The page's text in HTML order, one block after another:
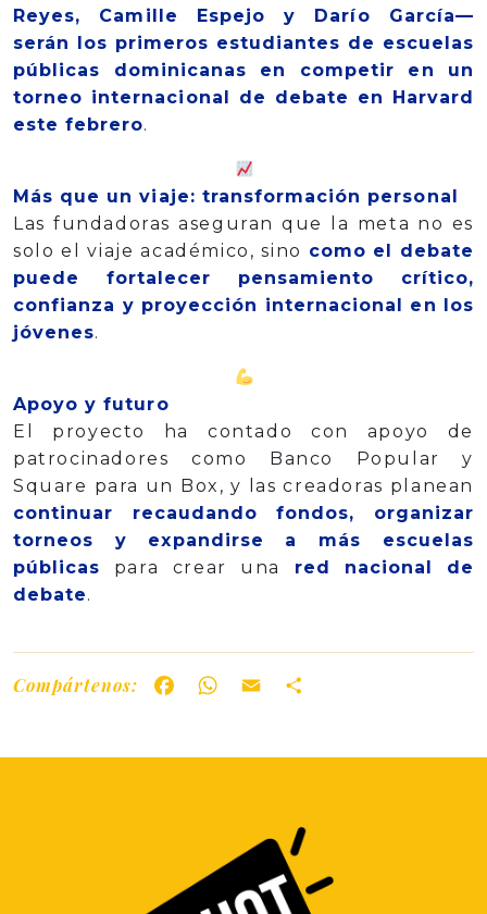
Reyes, Camille Espejo y Darío García—
serán los primeros estudiantes de escuelas
públicas dominicanas en competir en un
torneo internacional de debate en Harvard
este febrero.
Más que un viaje: transformación personal
Las fundadoras aseguran que la meta no es
solo el viaje académico, sino como el debate
puede fortalecer pensamiento crítico,
confianza y proyección internacional en los
jóvenes.
Apoyo y futuro
El proyecto ha contado con apoyo de
patrocinadores como Banco Popular y
Square para un Box, y las creadoras planean
continuar recaudando fondos, organizar
torneos y expandirse a más escuelas
públicas para crear una red nacional de
debate.
Compártenos: FacebookWhatsApp
Email